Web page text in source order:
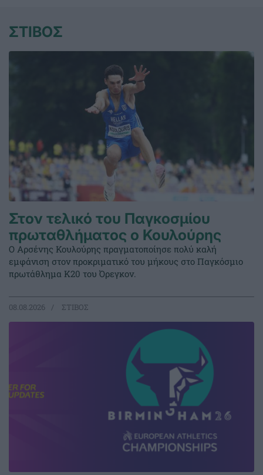
ΣΤΙΒΟΣ
Στον τελικό του Παγκοσμίου
πρωταθλήματος ο Κουλούρης
Ο Αρσένης Κουλούρης πραγματοποίησε πολύ καλή
εμφάνιση στον προκριματικό του μήκους στο Παγκόσμιο
πρωτάθλημα Κ20 του Όρεγκον.
08.08.2026 ΣΤΙΒΟΣ